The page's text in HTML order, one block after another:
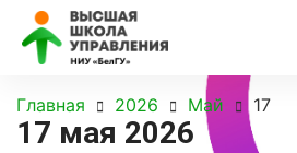
Главная 2026 Май 17
17 мая 2026